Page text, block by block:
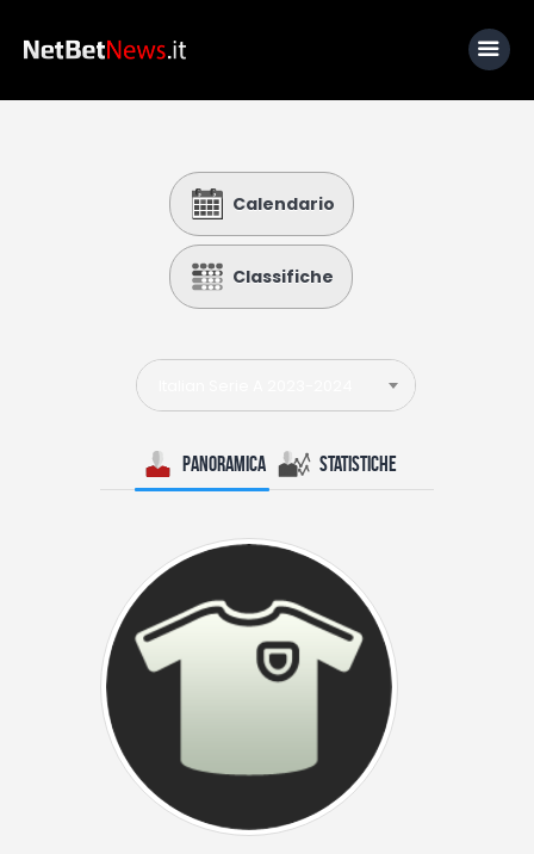
Calcio
Basket
Tennis
Lo Sapevi Che
I consigli di Giulia
Calendario
Classifiche
Panoramica Statistiche